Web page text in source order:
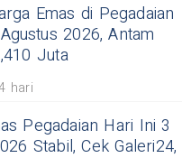
Emas di Pegadaian
2026, Antam
Juta
hari
Pegadaian Hari Ini 3
Stabil, Cek Galeri24,